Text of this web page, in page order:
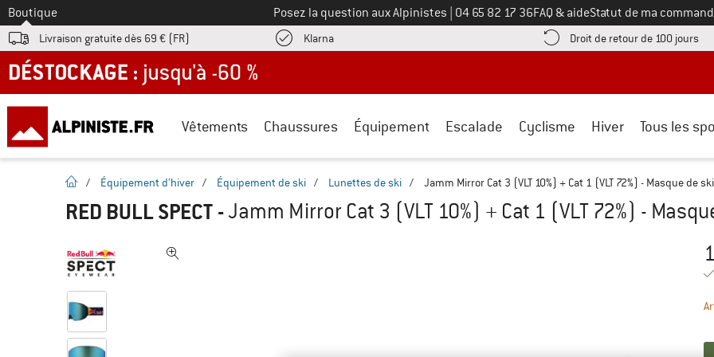
Vers le
Boutique Posez la question aux Alpinistes Appelez-nous au
04 65 82 17 36FAQ & aideStatut de ma
Livraison gratuite dès 69 € (FR) KlarnaTrouve les informations de paiement ici ! Ouvre une boîte d'information
Droit de retour de 100 jours
DÉSTOCKAGE : jusqu'à -60 %
Vêtements Chaussures Équipement Escalade Cyclisme Hiver Tous les
Page d'accueil
/ Équipement d'hiver / Équipement de ski / Lunettes de ski / Jamm Mirror Cat 3 (VLT 10%) + Cat 1 (VLT 72%) - Masque de ski
RED BULL SPECT -Jamm Mirror Cat 3 (VLT 10%) + Cat 1 (VLT 72%) -